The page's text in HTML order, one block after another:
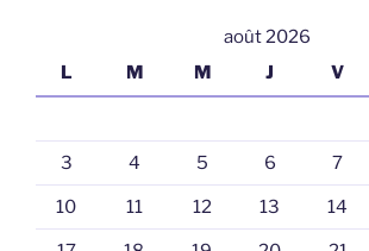
août 2026
L
M M J V
3 4 5 6 7
10 11 12 13 14